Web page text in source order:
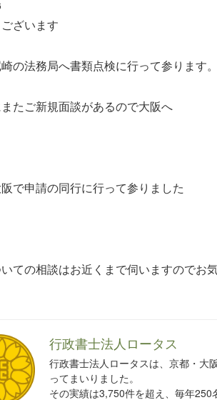
ざいます
の法務局へ書類点検に行って参ります。
たご新規面談があるので大阪へ
で申請の同行に行って参りました
ての相談はお近くまで伺いますのでお
行政書士法人ロータス
行政書士法人ロータスは、京都・大
ってまいりました。
その実績は3,750件を超え、毎年